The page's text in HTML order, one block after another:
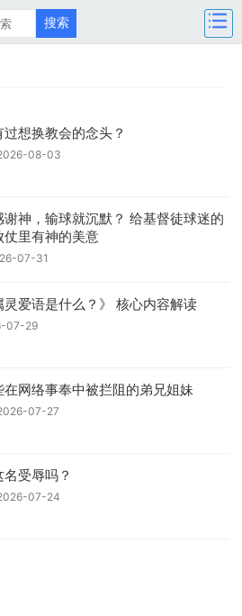
想换教会的念头？
08-03
谢神，输球就沉默？ 给基督徒球迷的
仗里有神的美意
07-31
灵爱语是什么？》 核心内容解读
07-29
在网络事奉中被拦阻的弟兄姐妹
07-27
受辱吗？
07-24